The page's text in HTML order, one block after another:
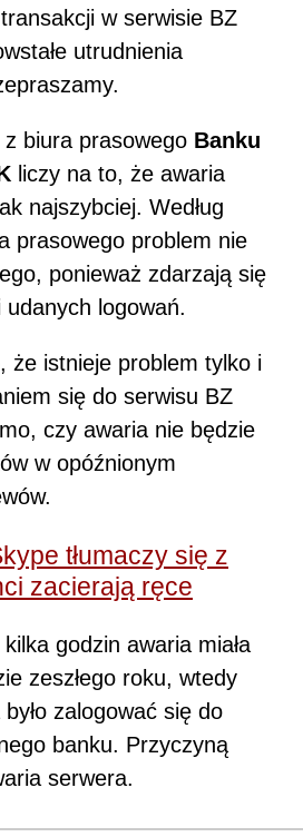
w serwisie BZ
utrudnienia
z biura prasowego Banku
liczy na to, że awaria
najszybciej. Według
prasowego problem nie
ponieważ zdarzają się
logowań.
że istnieje problem tylko i
się do serwisu BZ
czy awaria nie będzie
w opóźnionym
tłumaczy się z
zacierają ręce
godzin awaria miała
zeszłego roku, wtedy
zalogować się do
banku. Przyczyną
serwera.